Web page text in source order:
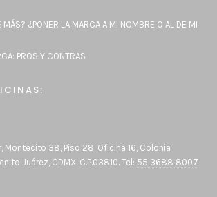
MÁS? ¿PONER LA MARCA A MI NOMBRE O AL DE MI
PROS Y CONTRAS
Montecito 38, Piso 28, Oficina 16, Colonia
Juárez, CDMX. C.P.03810. Tel: 55 3688 8007